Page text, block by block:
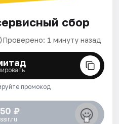
сбор
Проверено: 1 минуту назад
промокод
₽